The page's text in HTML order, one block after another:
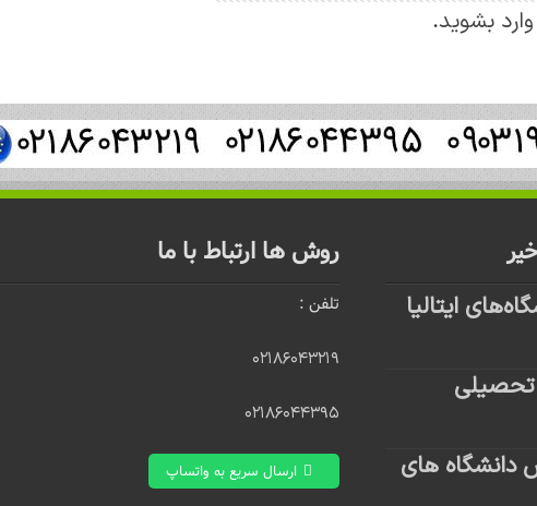
وارد بشوید.
ایتالیا
دانشگاه های
روش ها ارتباط با ما
تلفن :
۰۲۱۸۶۰۴۳۲۱۹
۰۲۱۸۶۰۴۴۳۹۵
ارسال سریع به واتساپ